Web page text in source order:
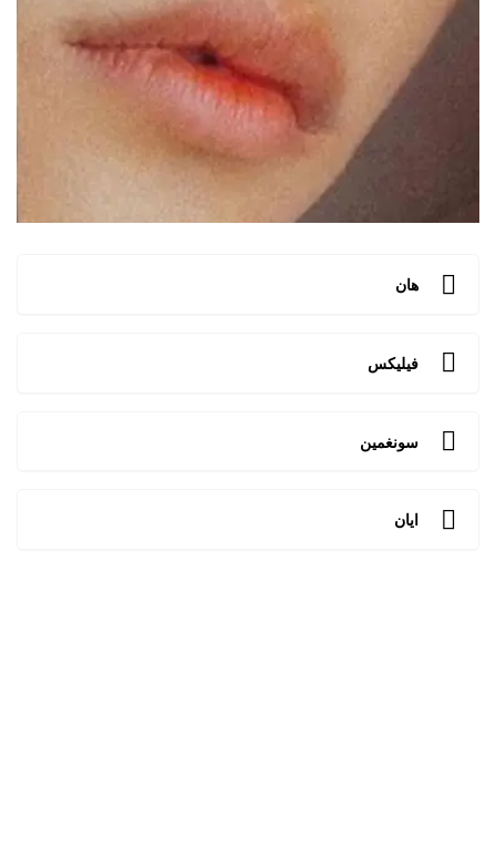
هان
فيليكس
سونغمين
ايان